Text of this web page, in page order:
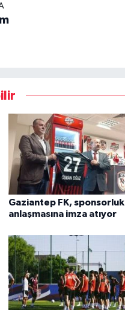
Gaziantep FK, sponsorluk
anlaşmasına imza atıyor